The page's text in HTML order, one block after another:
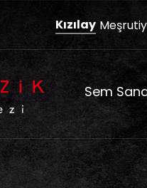
Kızılay
Sem